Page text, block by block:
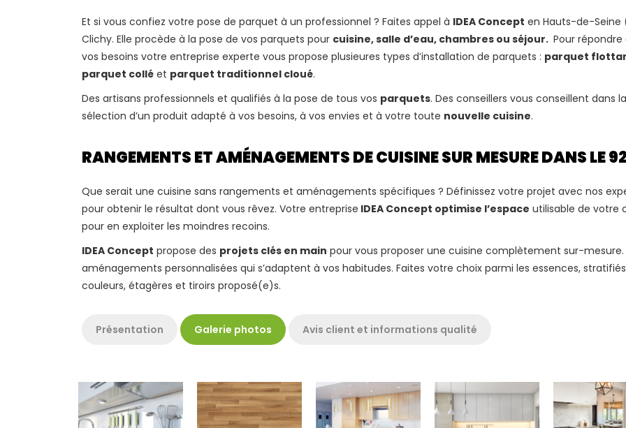
Et si vous confiez votre pose de parquet à un professionnel ? Faites appel à IDEA Concept en Hauts-de-Seine
Clichy. Elle procède à la pose de vos parquets pour cuisine, salle d’eau, chambres ou séjour. Pour répondre
vos besoins votre entreprise experte vous propose plusieures types d’installation de parquets : parquet
parquet collé et parquet traditionnel cloué.
Des artisans professionnels et qualifiés à la pose de tous vos parquets. Des conseillers vous conseillent dans la
sélection d’un produit adapté à vos besoins, à vos envies et à votre toute nouvelle cuisine.
RANGEMENTS ET AMÉNAGEMENTS DE CUISINE SUR MESURE DANS LE 92
Que serait une cuisine sans rangements et aménagements spécifiques ? Définissez votre projet avec nos
pour obtenir le résultat dont vous rêvez. Votre entreprise IDEA Concept optimise l’espace utilisable de votre
pour en exploiter les moindres recoins.
IDEA Concept propose des projets clés en main pour vous proposer une cuisine complètement sur-mesure.
aménagements personnalisées qui s’adaptent à vos habitudes. Faites votre choix parmi les essences,
couleurs, étagères et tiroirs proposé(e)s.
Présentation Galerie photos Avis client et informations qualité